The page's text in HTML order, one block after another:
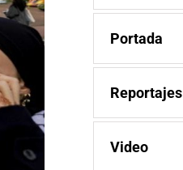
Portada
Reportajes
Video